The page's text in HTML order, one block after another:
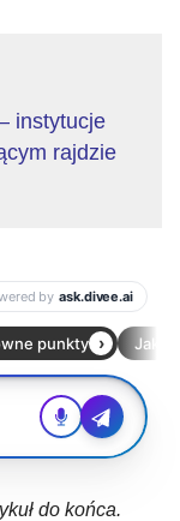
instytucje
rajdzie
do końca.